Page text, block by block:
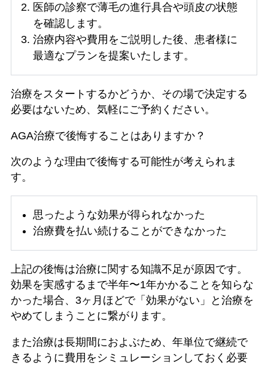
医師の診察で薄毛の進行具合や頭皮の状態
を確認します。
治療内容や費用をご説明した後、患者様に
最適なプランを提案いたします。
治療をスタートするかどうか、その場で決定する
必要はないため、気軽にご予約ください。
AGA治療で後悔することはありますか？
次のような理由で後悔する可能性が考えられま
す。
思ったような効果が得られなかった
治療費を払い続けることができなかった
上記の後悔は治療に関する知識不足が原因です。
効果を実感するまで半年〜1年かかることを知らな
かった場合、3ヶ月ほどで「効果がない」と治療を
やめてしまうことに繋がります。
また治療は長期間におよぶため、年単位で継続で
きるように費用をシミュレーションしておく必要